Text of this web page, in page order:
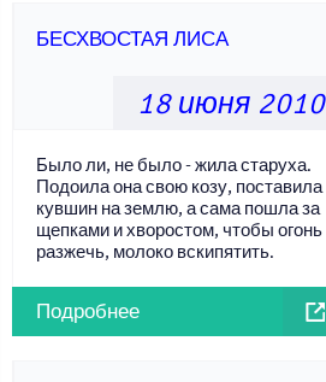
БЕСХВОСТАЯ ЛИСА
18 июня 2010
Было ли, не было - жила старуха.
Подоила она свою козу, поставила
кувшин на землю, а сама пошла за
щепками и хворостом, чтобы огонь
разжечь, молоко вскипятить.
Подробнее